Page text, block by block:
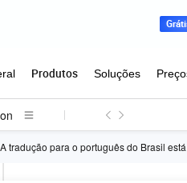
tradução para o português do Brasil